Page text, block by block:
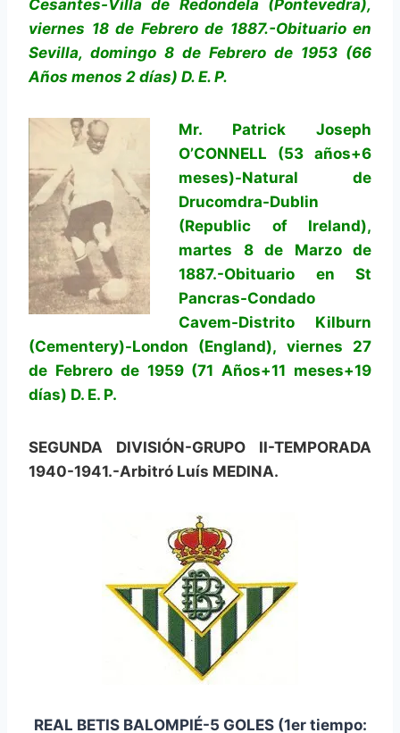
Cesantes-Villa de Redondela (Pontevedra),
viernes 18 de Febrero de 1887.-Obituario en
Sevilla, domingo 8 de Febrero de 1953 (66
Años menos 2 días) D. E. P.
Mr. Patrick Joseph
O’CONNELL (53 años+6
meses)-Natural de
Drucomdra-Dublin
(Republic of Ireland),
martes 8 de Marzo de
1887.-Obituario en St
Pancras-Condado
Cavem-Distrito Kilburn
(Cementery)-London (England), viernes 27
de Febrero de 1959 (71 Años+11 meses+19
días) D. E. P.
SEGUNDA DIVISIÓN-GRUPO II-TEMPORADA
1940-1941.-Arbitró Luís MEDINA.
REAL BETIS BALOMPIÉ-5 GOLES (1er tiempo: